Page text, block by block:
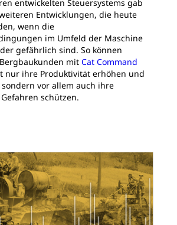
entwickelten Steuersystems gab
Entwicklungen, die heute
wenn die
im Umfeld der Maschine
gefährlich sind. So können
mit Cat Command
nur ihre Produktivität erhöhen und
sondern vor allem auch ihre
schützen.